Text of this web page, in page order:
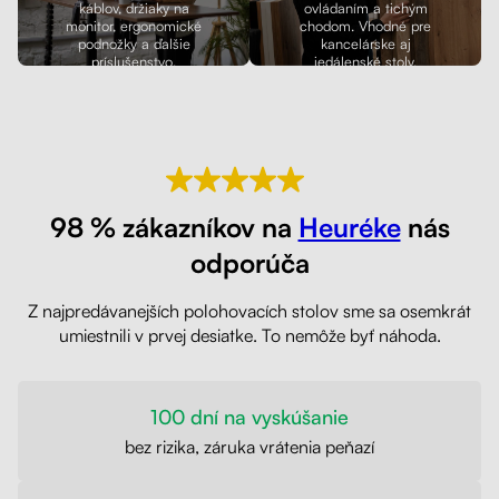
káblov, držiaky na
monitor, ergonomické
podnožky a ďalšie
príslušenstvo.
ovládaním a tichým
chodom. Vhodné pre
kancelárske aj
jedálenské stoly.
98 % zákazníkov na Heurékenás
odporúča
Z najpredávanejších polohovacích stolov sme sa osemkrát
umiestnili v prvej desiatke. To nemôže byť náhoda.
100 dní na vyskúšanie
bez rizika, záruka vrátenia peňazí